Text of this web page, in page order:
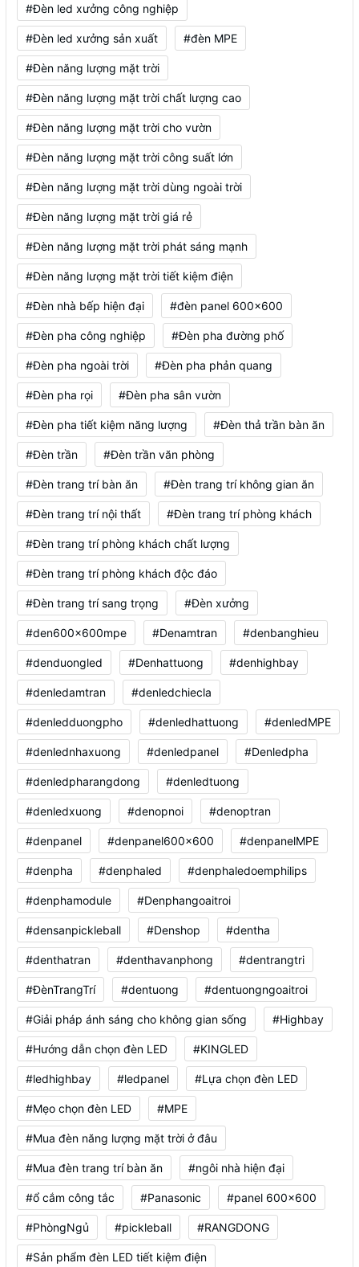
#Đèn led xưởng công nghiệp
#Đèn led xưởng sản xuất #đèn MPE
#Đèn năng lượng mặt trời
#Đèn năng lượng mặt trời chất lượng cao
#Đèn năng lượng mặt trời cho vườn
#Đèn năng lượng mặt trời công suất lớn
#Đèn năng lượng mặt trời dùng ngoài trời
#Đèn năng lượng mặt trời giá rẻ
#Đèn năng lượng mặt trời phát sáng mạnh
#Đèn năng lượng mặt trời tiết kiệm điện
#Đèn nhà bếp hiện đại #đèn panel 600x600
#Đèn pha công nghiệp #Đèn pha đường phố
#Đèn pha ngoài trời #Đèn pha phản quang
#Đèn pha rọi #Đèn pha sân vườn
#Đèn pha tiết kiệm năng lượng #Đèn thả trần bàn ăn
#Đèn trần #Đèn trần văn phòng
#Đèn trang trí bàn ăn #Đèn trang trí không gian ăn
#Đèn trang trí nội thất #Đèn trang trí phòng khách
#Đèn trang trí phòng khách chất lượng
#Đèn trang trí phòng khách độc đáo
#Đèn trang trí sang trọng #Đèn xưởng
#den600x600mpe #Denamtran #denbanghieu
#denduongled #Denhattuong #denhighbay
#denledamtran #denledchiecla
#denledduongpho #denledhattuong #denledMPE
#denlednhaxuong #denledpanel #Denledpha
#denledpharangdong #denledtuong
#denledxuong #denopnoi #denoptran
#denpanel #denpanel600x600 #denpanelMPE
#denpha #denphaled #denphaledoemphilips
#denphamodule #Denphangoaitroi
#densanpickleball #Denshop #dentha
#denthatran #denthavanphong #dentrangtri
#ĐènTrangTrí #dentuong #dentuongngoaitroi
#Giải pháp ánh sáng cho không gian sống #Highbay
#Hướng dẫn chọn đèn LED #KINGLED
#ledhighbay #ledpanel #Lựa chọn đèn LED
#Mẹo chọn đèn LED #MPE
#Mua đèn năng lượng mặt trời ở đâu
#Mua đèn trang trí bàn ăn #ngôi nhà hiện đại
#ổ cắm công tắc #Panasonic #panel 600x600
#PhòngNgủ #pickleball #RANGDONG
#Sản phẩm đèn LED tiết kiệm điện